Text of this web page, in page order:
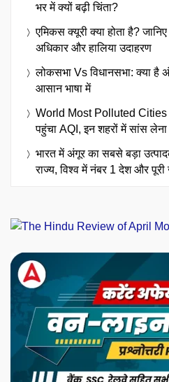
भर में क्यों बढ़ी चिंता?
एमिकस क्यूरी क्या होता है?
अधिकार और हालिया उदाहरण
लोकसभा Vs विधानसभा: क्या है
आसान भाषा में
World Most Polluted Cities
पहुंचा AQI, इन शहरों में सांस
भारत में अंगूर का सबसे बड़ा
राज्य, विश्व में नंबर 1 देश और पूरी